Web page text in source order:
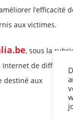
l’efficacité
aux victimes.
, sous la
de
destiné aux